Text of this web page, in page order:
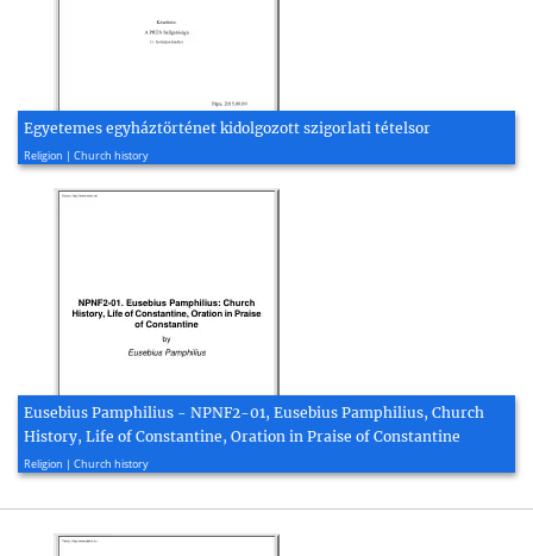
Egyetemes egyháztörténet kidolgozott szigorlati tételsor
Religion | Church history
Eusebius Pamphilius - NPNF2-01, Eusebius Pamphilius, Church
History, Life of Constantine, Oration in Praise of Constantine
Religion | Church history